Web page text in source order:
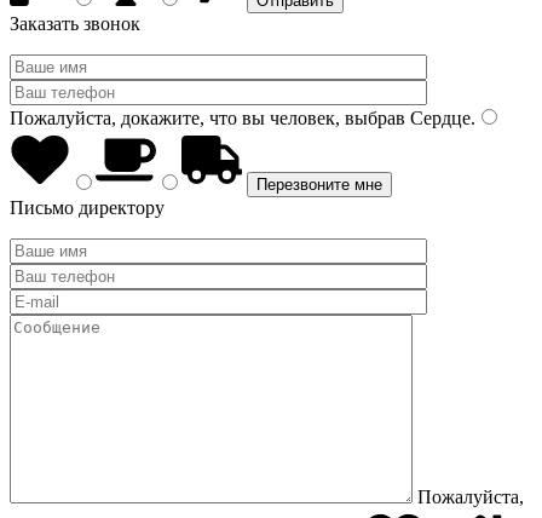
Заказать звонок
Пожалуйста, докажите, что вы человек, выбрав Сердце.
Письмо директору
Пожалуйста,